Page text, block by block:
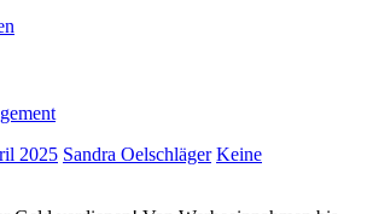
2025 Sandra Oelschläger Keine